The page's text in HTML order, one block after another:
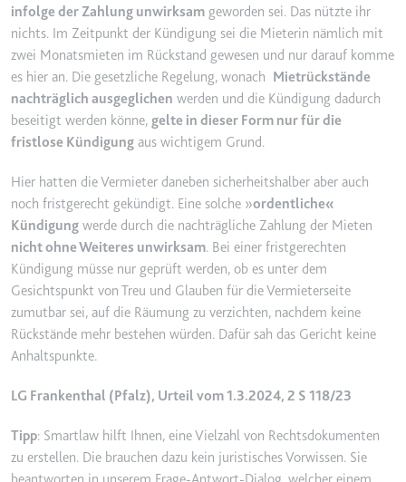
Anbieter:
smartlaw.de
Zweck:
Wird verwendet, um Daten zu
Google Analytics über das Gerät
und das Verhalten des Besuchers
zu senden. Erfasst den Besucher
über Geräte und Marketingkanäle
hinweg.
Ablauf:
2 Jahre
Typ:
HTTP-Cookie
_gcl_au
Anbieter:
smartlaw.de
Zweck:
Wird verwendet, um die Effizienz
der Werbeaktivitäten der Website
Website über mehrere Websites
Ablauf:
3 Monate
Typ:
HTTP-Cookie
Ablauf:
Sitzung
Typ:
HTTP-Cookie
infolge der Zahlung unwirksam geworden sei. Das nützte ihr
nichts. Im Zeitpunkt der Kündigung sei die Mieterin nämlich mit
zwei Monatsmieten im Rückstand gewesen und nur darauf komme
es hier an. Die gesetzliche Regelung, wonach
Mietrückstände
nachträglich ausgeglichen werden und die Kündigung dadurch
beseitigt werden könne, gelte in dieser Form nur für die
fristlose Kündigung aus wichtigem Grund.
Hier hatten die Vermieter daneben sicherheitshalber aber auch
noch fristgerecht gekündigt. Eine solche »ordentliche«
Kündigung werde durch die nachträgliche Zahlung der Mieten
nicht ohne Weiteres unwirksam. Bei einer fristgerechten
Kündigung müsse nur geprüft werden, ob es unter dem
Gesichtspunkt von Treu und Glauben für die Vermieterseite
zumutbar sei, auf die Räumung zu verzichten, nachdem keine
Rückstände mehr bestehen würden. Dafür sah das Gericht keine
Anhaltspunkte.
LG Frankenthal (Pfalz), Urteil vom 1.3.2024, 2 S 118/23
Tipp: Smartlaw hilft Ihnen, eine Vielzahl von Rechtsdokumenten
zu erstellen. Die brauchen dazu kein juristisches Vorwissen. Sie